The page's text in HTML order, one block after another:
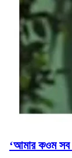
‘আমার কওম সব